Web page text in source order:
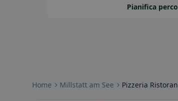
Pianifica
Home Millstatt am See Pizzeria